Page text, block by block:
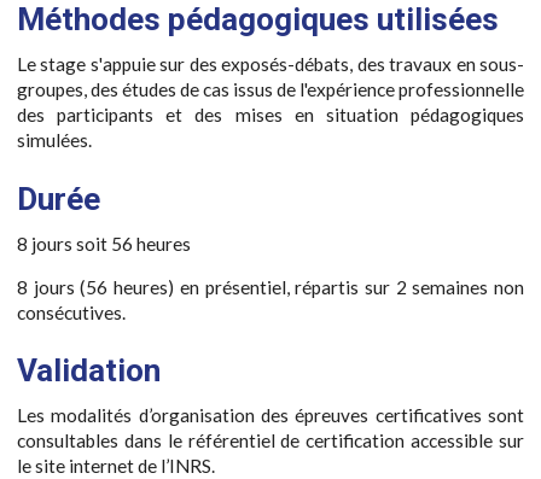
Méthodes pédagogiques utilisées
Le stage s'appuie sur des exposés-débats, des travaux en sous-
groupes, des études de cas issus de l'expérience professionnelle
des participants et des mises en situation pédagogiques
simulées.
Durée
8 jours soit 56 heures
8 jours (56 heures) en présentiel, répartis sur 2 semaines non
consécutives.
Validation
Les modalités d’organisation des épreuves certificatives sont
consultables dans le référentiel de certification accessible sur
le site internet de l’INRS.